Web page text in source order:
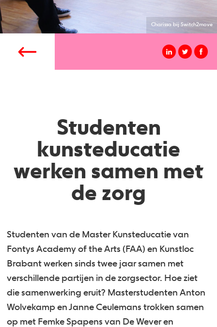
Charissa bij Switch2move
Studenten
kunsteducatie
werken samen met
de zorg
Studenten van de Master Kunsteducatie van
Fontys Academy of the Arts (FAA) en Kunstloc
Brabant werken sinds twee jaar samen met
verschillende partijen in de zorgsector. Hoe ziet
die samenwerking eruit? Masterstudenten Anton
Wolvekamp en Janne Ceulemans trokken samen
op met Femke Spapens van De Wever en